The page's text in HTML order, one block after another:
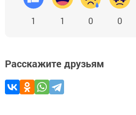
1 1 0 0
Расскажите друзьям